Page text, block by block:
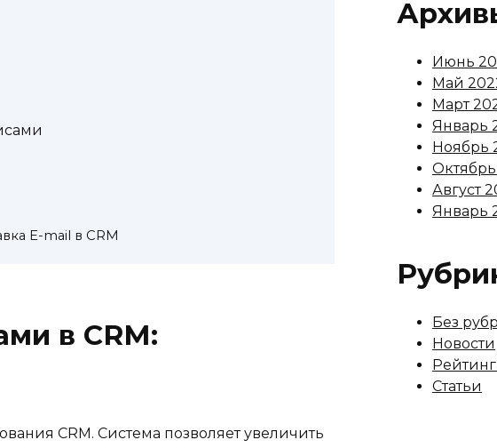
E-mail в CRM
в CRM:
CRM. Система позволяет увеличить
Июнь
Май
Март
Январь
Ноябрь
Октябрь
Август
Январь
Без
Новости
Статьи